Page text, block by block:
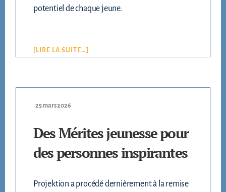
potentiel de chaque jeune.
[LIRE LA SUITE…]
25 mars 2026
Des Mérites jeunesse pour
des personnes inspirantes
Projektion a procédé dernièrement à la remise